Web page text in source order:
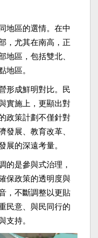
地區的選情。在中
，尤其在南高，正
地區，包括雙北、
地區。
形成鮮明對比。民
實施上，更顯出對
政策計劃不僅針對
發展、教育改革、
展的深遠考量。
的是參與式治理，
保政策的透明度與
，不斷調整以更貼
民意、與民同行的
支持。